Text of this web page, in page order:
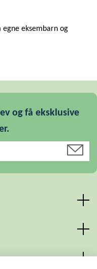
egne eksembarn og
og få eksklusive